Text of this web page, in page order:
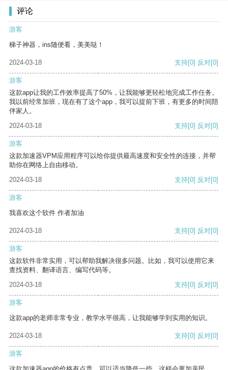
评论
游客
梯子神器，ins随便看，美美哒！
2024-03-18 支持[0] 反对[0]
游客
这款app让我的工作效率提高了50%，让我能够更轻松地完成工作任务。
我以前经常加班，现在有了这个app，我可以提前下班，有更多的时间陪
伴家人。
2024-03-18
支持[0] 反对[0]
游客
这款加速器VPM应用程序可以给你提供最高速度和安全性的连接，并帮
助你在网络上自由移动。
2024-03-18
支持[0] 反对[0]
游客
我喜欢这个软件 作者加油
2024-03-18 支持[0] 反对[0]
游客
这款软件非常实用，可以帮助我解决很多问题。比如，我可以使用它来
查找资料、翻译语言、编写代码等。
2024-03-18
支持[0] 反对[0]
游客
这款app的老师非常专业，教学水平很高，让我能够学到实用的知识。
2024-03-18 支持[0] 反对[0]
游客